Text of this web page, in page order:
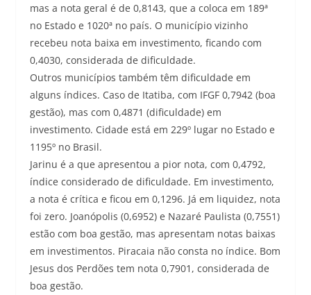
mas a nota geral é de 0,8143, que a coloca em 189ª
no Estado e 1020ª no país. O município vizinho
recebeu nota baixa em investimento, ficando com
0,4030, considerada de dificuldade.
Outros municípios também têm dificuldade em
alguns índices. Caso de Itatiba, com IFGF 0,7942 (boa
gestão), mas com 0,4871 (dificuldade) em
investimento. Cidade está em 229º lugar no Estado e
1195º no Brasil.
Jarinu é a que apresentou a pior nota, com 0,4792,
índice considerado de dificuldade. Em investimento,
a nota é crítica e ficou em 0,1296. Já em liquidez, nota
foi zero. Joanópolis (0,6952) e Nazaré Paulista (0,7551)
estão com boa gestão, mas apresentam notas baixas
em investimentos. Piracaia não consta no índice. Bom
Jesus dos Perdões tem nota 0,7901, considerada de
boa gestão.